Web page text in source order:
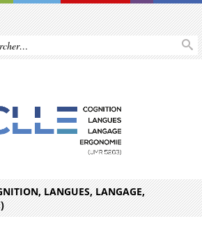
LANGUES, LANGAGE,